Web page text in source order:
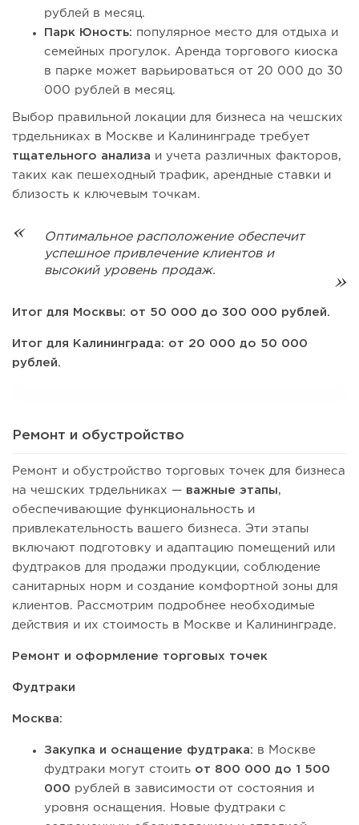
рублей в месяц.
Парк Юность: популярное место для отдыха и
семейных прогулок. Аренда торгового киоска
в парке может варьироваться от 20 000 до 30
000 рублей в месяц.
Выбор правильной локации для бизнеса на чешских
трдельниках в Москве и Калининграде требует
тщательного анализа и учета различных факторов,
таких как пешеходный трафик, арендные ставки и
близость к ключевым точкам.
Оптимальное расположение обеспечит
успешное привлечение клиентов и
высокий уровень продаж.
Итог для Москвы: от 50 000 до 300 000 рублей.
Итог для Калининграда: от 20 000 до 50 000
рублей.
Ремонт и обустройство
Ремонт и обустройство торговых точек для бизнеса
на чешских трдельниках — важные этапы,
обеспечивающие функциональность и
привлекательность вашего бизнеса. Эти этапы
включают подготовку и адаптацию помещений или
фудтраков для продажи продукции, соблюдение
санитарных норм и создание комфортной зоны для
клиентов. Рассмотрим подробнее необходимые
действия и их стоимость в Москве и Калининграде.
Ремонт и оформление торговых точек
Фудтраки
Москва:
Закупка и оснащение фудтрака: в Москве
фудтраки могут стоить от 800 000 до 1 500
000 рублей в зависимости от состояния и
уровня оснащения. Новые фудтраки с